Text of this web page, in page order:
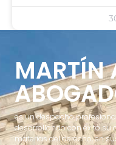
MARTÍN
es un despacho
desarrollando con éxito su
materias del derecho, en